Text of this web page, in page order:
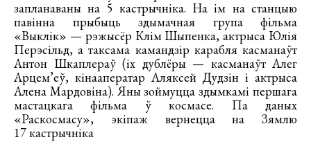
запланаваны на 5 кастрычніка. На ім на станцыю
павінна прыбыць здымачная група фільма
«Выклік» — рэжысёр Клім Шыпенка, актрыса Юлія
Перэсільд, а таксама камандзір карабля касманаўт
Антон Шкаплераў (іх дублёры — касманаўт Алег
Арцем’еў, кінааператар Аляксей Дудзін і актрыса
Алена Мардовіна). Яны зоймуцца здымкамі першага
мастацкага фільма ў космасе. Па даных
«Раскосмасу», экіпаж вернецца на Зямлю
17 кастрычніка